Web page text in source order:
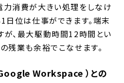
力消費が大きい処理をしなけ
日位は仕事ができます。端末
が、最大駆動時間12時間とい
残業も余裕でこなせます。
Workspace ）との